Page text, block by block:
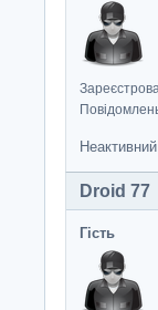
Неактивний
Droid 77
Гість